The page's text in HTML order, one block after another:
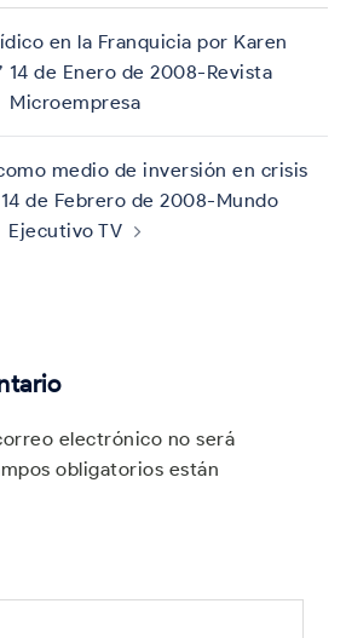
en la Franquicia por Karen
14 de Enero de 2008-Revista
Microempresa
medio de inversión en crisis
de Febrero de 2008-Mundo
Ejecutivo TV
electrónico no será
obligatorios están